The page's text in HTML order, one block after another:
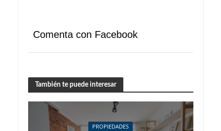
Comenta con Facebook
También te puede interesar
PROPIEDADES